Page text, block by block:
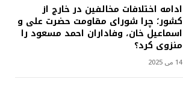
ادامه اختلافات مخالفین در خارج از
کشور؛ چرا شورای مقاومت حضرت علی و
اسماعیل خان، وفاداران احمد مسعود را
منزوی کرد؟
14 می 2025